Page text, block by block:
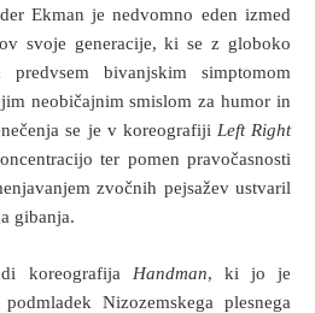
Ekman je nedvomno eden izmed
svoje generacije, ki se z globoko
predvsem bivanjskim simptomom
neobičajnim smislom za humor in
se je v koreografiji Left Right
ter pomen pravočasnosti
zvočnih pejsažev ustvaril
gibanja.
koreografija Handman, ki jo je
Nizozemskega plesnega